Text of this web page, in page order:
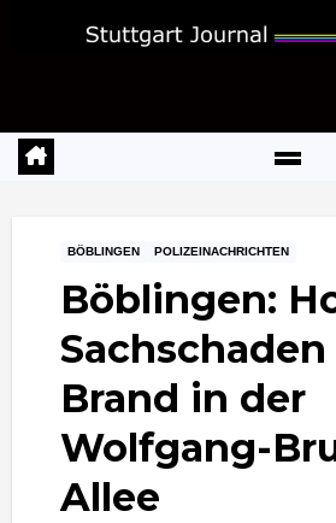
BÖBLINGEN POLIZEINACHRICHTEN
Böblingen:
Brand in der
Wolfgang-
Allee